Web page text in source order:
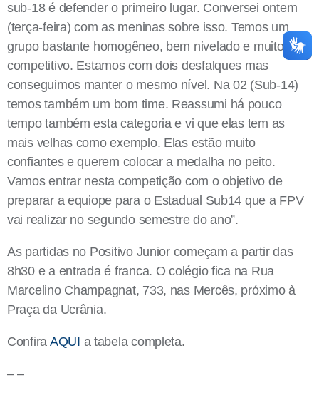
sub-18 é defender o primeiro lugar. Conversei ontem
(terça-feira) com as meninas sobre isso. Temos um
grupo bastante homogêneo, bem nivelado e muito
competitivo. Estamos com dois desfalques mas
conseguimos manter o mesmo nível. Na 02 (Sub-14)
temos também um bom time. Reassumi há pouco
tempo também esta categoria e vi que elas tem as
mais velhas como exemplo. Elas estão muito
confiantes e querem colocar a medalha no peito.
Vamos entrar nesta competição com o objetivo de
preparar a equiope para o Estadual Sub14 que a FPV
vai realizar no segundo semestre do ano”.
As partidas no Positivo Junior começam a partir das
8h30 e a entrada é franca. O colégio fica na Rua
Marcelino Champagnat, 733, nas Mercês, próximo à
Praça da Ucrânia.
Confira AQUI a tabela completa.
– –